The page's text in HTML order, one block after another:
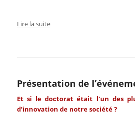
Formulaire d’inscription
Prénom*
Lire la suite
Présentation de
Et si le doctorat était l’un des
d’innovation de notre société ?